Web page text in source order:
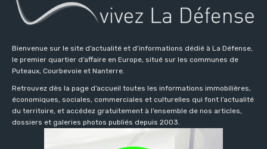
Bienvenue sur le site d’actualité et d’informations dédié à La Défense,
le premier quartier d’affaire en Europe, situé sur les communes de
Puteaux, Courbevoie et Nanterre.
Retrouvez dès la page d’accueil toutes les informations immobilières,
économiques, sociales, commerciales et culturelles qui font l’actualité
du territoire, et accédez gratuitement à l’ensemble de nos articles,
dossiers et galeries photos publiés depuis 2003.